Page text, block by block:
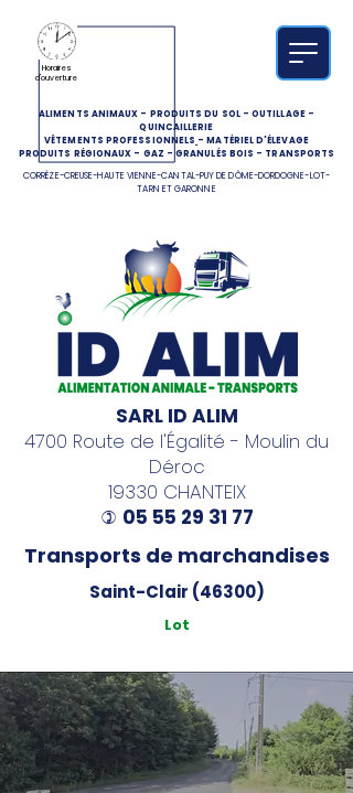
ALIMENTS ANIMAUX - PRODUITS DU SOL-OUTILLAGE-
QUINCAILLERIE
VÊTEMENTS PROFESSIONNELS -MATÉRIEL D'ÉLEVAGE
PRODUITS RÉGIONAUX - GAZ -GRANULÉS BOIS - TRANSPORTS
CORRÈZE-CREUSE-HAUTE VIENNE-CANTAL-PUY DE DÔME-DORDOGNE-LOT-
TARN ET GARONNE
Horaires
d'ouverture
SARL ID ALIM
4700 Route de l'Égalité - Moulin du
Déroc
19330 CHANTEIX
) 05 55 29 31 77
Transports de marchandises
Saint-Clair (46300)
Lot